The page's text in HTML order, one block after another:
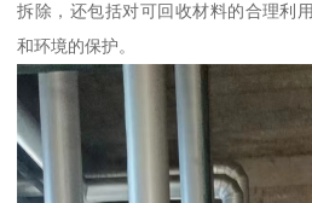
拆除，还包括对可回收材料的合理利
和环境的保护。